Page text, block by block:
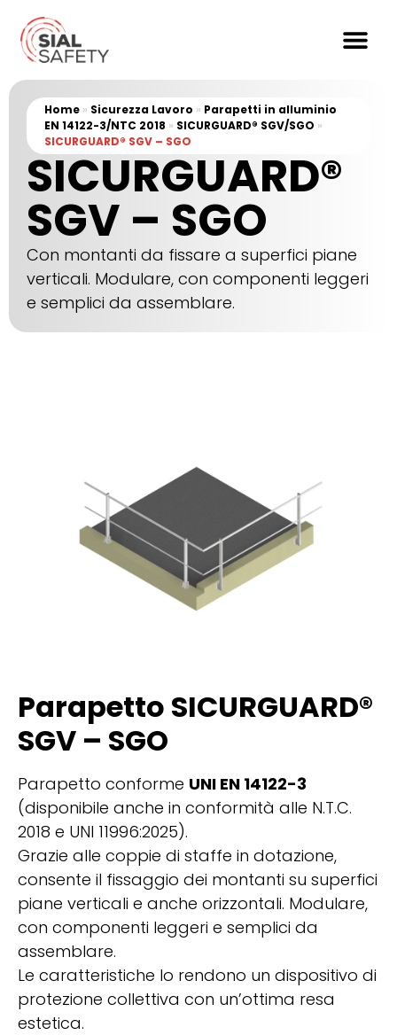
Home » Sicurezza Lavoro » Parapetti in alluminio
EN 14122-3/NTC 2018 » SICURGUARD® SGV/SGO »
SICURGUARD® SGV – SGO
SICURGUARD®
SGV – SGO
Con montanti da fissare a superfici piane
verticali. Modulare, con componenti leggeri
e semplici da assemblare.
Parapetto SICURGUARD®
SGV – SGO
Parapetto conforme UNI EN 14122-3
(disponibile anche in conformità alle N.T.C.
2018 e UNI 11996:2025).
Grazie alle coppie di staffe in dotazione,
consente il fissaggio dei montanti su superfici
piane verticali e anche orizzontali. Modulare,
con componenti leggeri e semplici da
assemblare.
Le caratteristiche lo rendono un dispositivo di
protezione collettiva con un’ottima resa
estetica.